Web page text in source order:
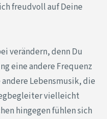
freudvoll auf Deine
verändern, denn Du
eine andere Frequenz
andere Lebensmusik, die
vielleicht
hingegen fühlen sich